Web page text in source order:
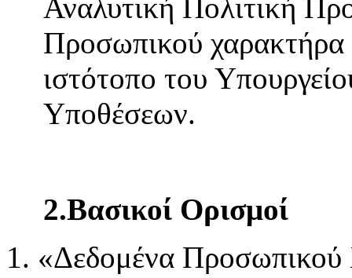
Αναλυτική Πολιτική
Προσωπικού χαρακτήρα
ιστότοπο του
Υποθέσεων.
2.Βασικοί Ορισμοί
«Δεδομένα